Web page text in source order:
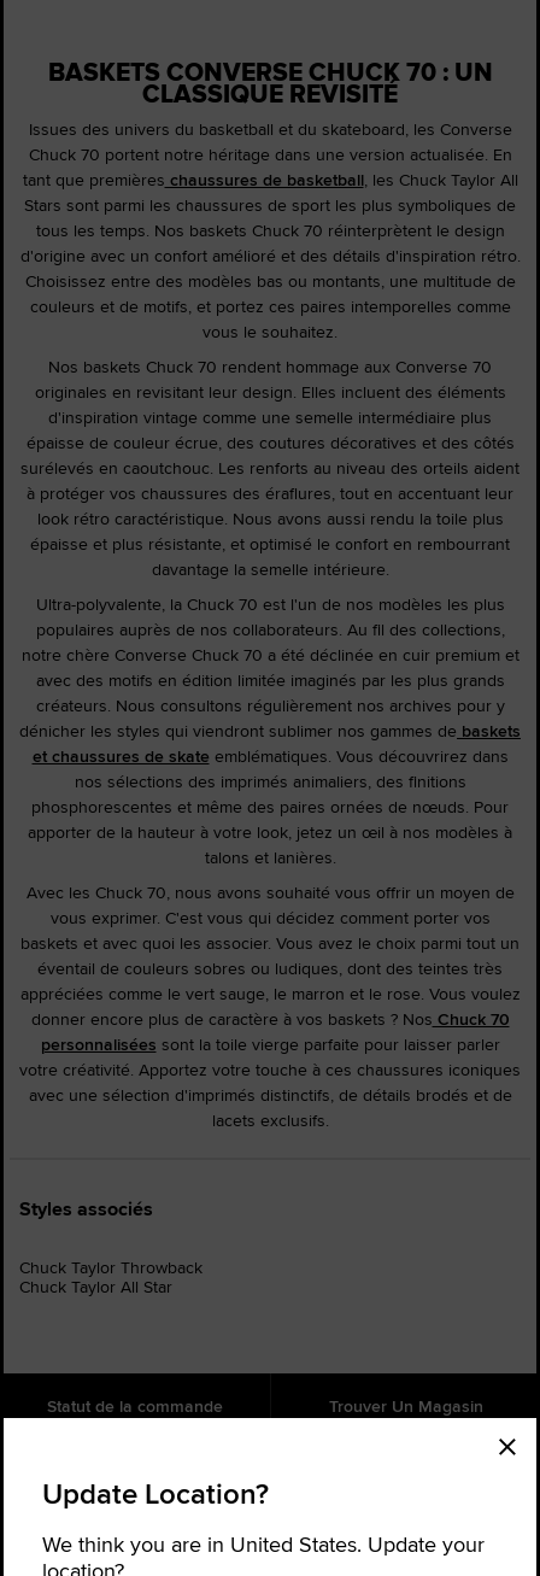
BASKETS CONVERSE CHUCK 70 : UN
CLASSIQUE REVISITÉ
Issues des univers du basketball et du skateboard, les Converse
Chuck 70 portent notre héritage dans une version actualisée. En
tant que premières chaussures de basketball, les Chuck Taylor All
Stars sont parmi les chaussures de sport les plus symboliques de
tous les temps. Nos baskets Chuck 70 réinterprètent le design
d'origine avec un confort amélioré et des détails d'inspiration rétro.
Choisissez entre des modèles bas ou montants, une multitude de
couleurs et de motifs, et portez ces paires intemporelles comme
vous le souhaitez.
Nos baskets Chuck 70 rendent hommage aux Converse 70
originales en revisitant leur design. Elles incluent des éléments
d'inspiration vintage comme une semelle intermédiaire plus
épaisse de couleur écrue, des coutures décoratives et des côtés
surélevés en caoutchouc. Les renforts au niveau des orteils aident
à protéger vos chaussures des éraflures, tout en accentuant leur
look rétro caractéristique. Nous avons aussi rendu la toile plus
épaisse et plus résistante, et optimisé le confort en rembourrant
davantage la semelle intérieure.
Ultra-polyvalente, la Chuck 70 est l'un de nos modèles les plus
populaires auprès de nos collaborateurs. Au fil des collections,
notre chère Converse Chuck 70 a été déclinée en cuir premium et
avec des motifs en édition limitée imaginés par les plus grands
créateurs. Nous consultons régulièrement nos archives pour y
dénicher les styles qui viendront sublimer nos gammes de baskets
et chaussures de skate emblématiques. Vous découvrirez dans
nos sélections des imprimés animaliers, des finitions
phosphorescentes et même des paires ornées de nœuds. Pour
apporter de la hauteur à votre look, jetez un œil à nos modèles à
talons et lanières.
Avec les Chuck 70, nous avons souhaité vous offrir un moyen de
vous exprimer. C'est vous qui décidez comment porter vos
baskets et avec quoi les associer. Vous avez le choix parmi tout un
éventail de couleurs sobres ou ludiques, dont des teintes très
appréciées comme le vert sauge, le marron et le rose. Vous voulez
donner encore plus de caractère à vos baskets ? Nos Chuck 70
personnalisées sont la toile vierge parfaite pour laisser parler
votre créativité. Apportez votre touche à ces chaussures iconiques
avec une sélection d'imprimés distinctifs, de détails brodés et de
lacets exclusifs.
Styles associés
Chuck Taylor Throwback
Chuck Taylor All Star
Statut de la commande Trouver Un Magasin
Inscrivez-vous pour recevoir des
nouvelles
Soyez le premier à être informé des nouveaux produits, collaborations
Update Location?
We think you are in United States. Update your